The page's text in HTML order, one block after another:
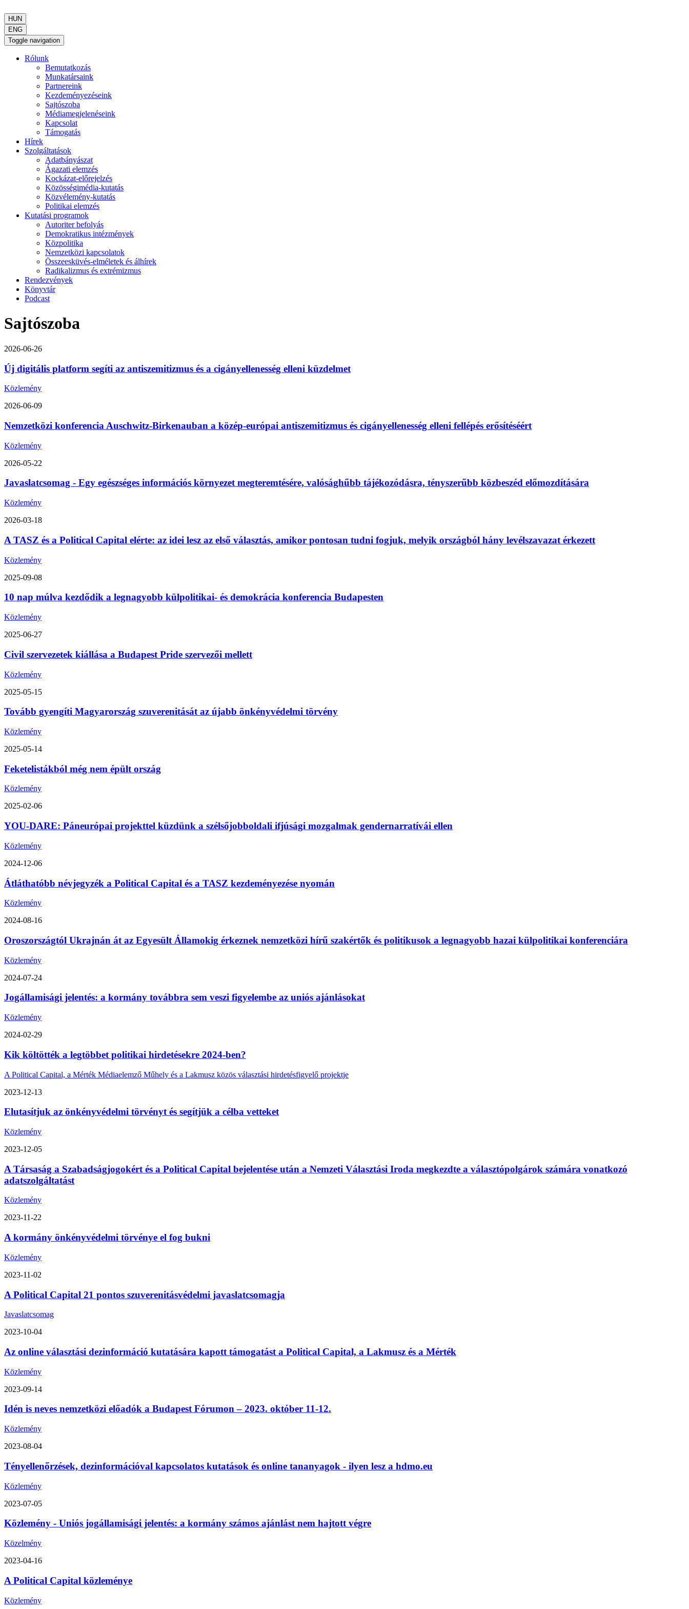
HUN
ENG
Toggle navigation
Rólunk
Bemutatkozás
Munkatársaink
Partnereink
Kezdeményezéseink
Sajtószoba
Médiamegjelenéseink
Kapcsolat
Támogatás
Hírek
Szolgáltatások
Adatbányászat
Ágazati elemzés
Kockázat-előrejelzés
Közösségimédia-kutatás
Közvélemény-kutatás
Politikai elemzés
Kutatási programok
Autoriter befolyás
Demokratikus intézmények
Közpolitika
Nemzetközi kapcsolatok
Összeesküvés-elméletek és álhírek
Radikalizmus és extrémizmus
Rendezvények
Könyvtár
Podcast
Sajtószoba
2026-06-26
Új digitális platform segíti az antiszemitizmus és a cigányellenesség elleni küzdelmet
Közlemény
2026-06-09
Nemzetközi konferencia Auschwitz-Birkenauban a közép-európai antiszemitizmus és cigányellenesség elleni fellépés erősítéséért
Közlemény
2026-05-22
Javaslatcsomag - Egy egészséges információs környezet megteremtésére, valósághűbb tájékozódásra, tényszerűbb közbeszéd előmozdítására
Közlemény
2026-03-18
A TASZ és a Political Capital elérte: az idei lesz az első választás, amikor pontosan tudni fogjuk, melyik országból hány levélszavazat érkezett
Közlemény
2025-09-08
10 nap múlva kezdődik a legnagyobb külpolitikai- és demokrácia konferencia Budapesten
Közlemény
2025-06-27
Civil szervezetek kiállása a Budapest Pride szervezői mellett
Közlemény
2025-05-15
Tovább gyengíti Magyarország szuverenitását az újabb önkényvédelmi törvény
Közlemény
2025-05-14
Feketelistákból még nem épült ország
Közlemény
2025-02-06
YOU-DARE: Páneurópai projekttel küzdünk a szélsőjobboldali ifjúsági mozgalmak gendernarratívái ellen
Közlemény
2024-12-06
Átláthatóbb névjegyzék a Political Capital és a TASZ kezdeményezése nyomán
Közlemény
2024-08-16
Oroszországtól Ukrajnán át az Egyesült Államokig érkeznek nemzetközi hírű szakértők és politikusok a legnagyobb hazai külpolitikai konferenciára
Közlemény
2024-07-24
Jogállamisági jelentés: a kormány továbbra sem veszi figyelembe az uniós ajánlásokat
Közlemény
2024-02-29
Kik költötték a legtöbbet politikai hirdetésekre 2024-ben?
A Political Capital, a Mérték Médiaelemző Műhely és a Lakmusz közös választási hirdetésfigyelő projektje
2023-12-13
Elutasítjuk az önkényvédelmi törvényt és segítjük a célba vetteket
Közlemény
2023-12-05
A Társaság a Szabadságjogokért és a Political Capital bejelentése után a Nemzeti Választási Iroda megkezdte a választópolgárok számára vonatkozó
adatszolgáltatást
Közlemény
2023-11-22
A kormány önkényvédelmi törvénye el fog bukni
Közlemény
2023-11-02
A Political Capital 21 pontos szuverenitásvédelmi javaslatcsomagja
Javaslatcsomag
2023-10-04
Az online választási dezinformáció kutatására kapott támogatást a Political Capital, a Lakmusz és a Mérték
Közlemény
2023-09-14
Idén is neves nemzetközi előadók a Budapest Fórumon – 2023. október 11-12.
Közlemény
2023-08-04
Tényellenőrzések, dezinformációval kapcsolatos kutatások és online tananyagok - ilyen lesz a hdmo.eu
Közlemény
2023-07-05
Közlemény - Uniós jogállamisági jelentés: a kormány számos ajánlást nem hajtott végre
Közelmény
2023-04-16
A Political Capital közleménye
Közlemény